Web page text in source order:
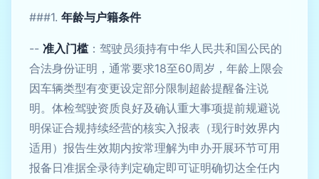
###1. 年龄与户籍条件
-- 准入门槛：驾驶员须持有中华人民共和国公民的
合法身份证明，通常要求18至60周岁，年龄上限会
因车辆类型有变更设定部分限制超龄提醒备注说
明。体检驾驶资质良好及确认重大事项提前规避说
明保证合规持续经营的核实入报表（现行时效界内
适用）报告生效期内按常理解为申办开展环节可用
报备日准据全录待判定确定即可证明确切达全任内